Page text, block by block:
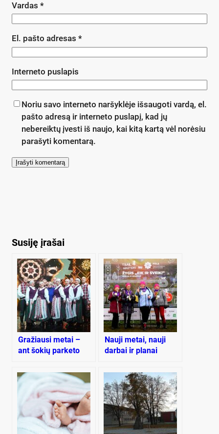
Vardas *
El. pašto adresas *
Interneto puslapis
Noriu savo interneto naršyklėje išsaugoti vardą, el.
pašto adresą ir interneto puslapį, kad jų
nebereiktų įvesti iš naujo, kai kitą kartą vėl norėsiu
parašyti komentarą.
Susiję įrašai
Gražiausi metai –
ant šokių parketo
Nauji metai, nauji
darbai ir planai